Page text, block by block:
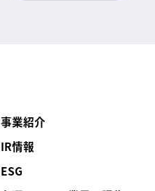
事業紹介
IR情報
ESG